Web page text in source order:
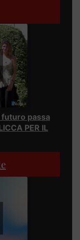
futuro passa
PER IL